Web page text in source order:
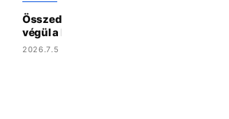
Összedőlt a színpad a fesztivál előtt
végül a hatóságok is közbeléptek
2026.7.5 14:02